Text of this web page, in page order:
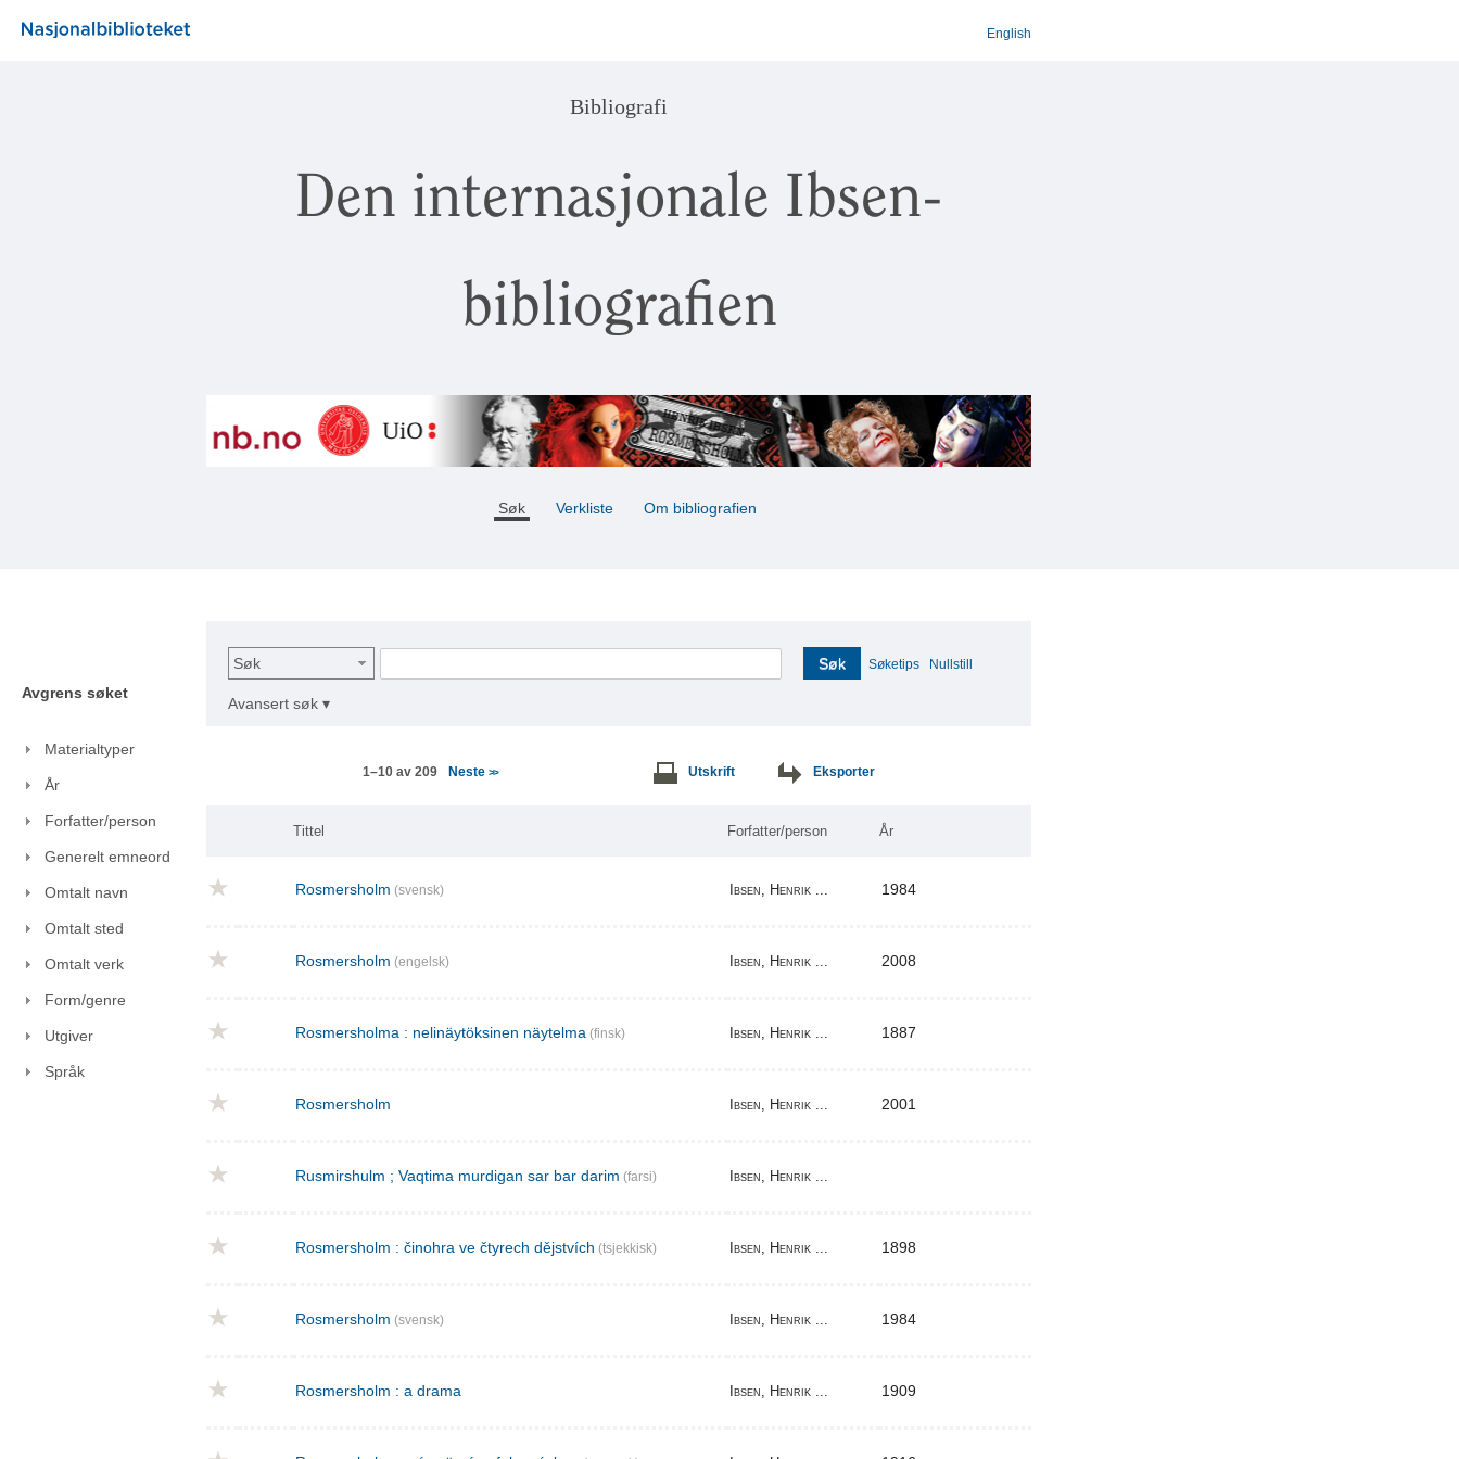
English
Bibliografi
Den internasjonale Ibsen-
bibliografien
Søk Verkliste Om bibliografien
Avgrens søket
Materialtyper
År
Forfatter/person
Generelt emneord
Omtalt navn
Omtalt sted
Omtalt verk
Form/genre
Utgiver
Språk
Søk Søk Søketips Nullstill
Avansert søk ▾
1–10 av 209 Neste >> Utskrift Eksporter
Tittel Forfatter/person År
Rosmersholm (svensk) Ibsen, Henrik ... 1984
Rosmersholm (engelsk) Ibsen, Henrik ... 2008
Rosmersholma : nelinäytöksinen näytelma (finsk) Ibsen, Henrik ... 1887
Rosmersholm Ibsen, Henrik ... 2001
Rusmirshulm ; Vaqtima murdigan sar bar darim (farsi) Ibsen, Henrik ...
Rosmersholm : činohra ve čtyrech dějstvích (tsjekkisk) Ibsen, Henrik ... 1898
Rosmersholm (svensk) Ibsen, Henrik ... 1984
Rosmersholm : a drama Ibsen, Henrik ... 1909